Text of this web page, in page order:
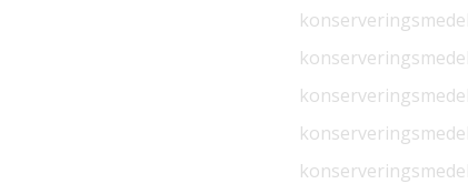
konserveringsmedel
konserveringsmedel
konserveringsmedel
konserveringsmedel
konserveringsmedel